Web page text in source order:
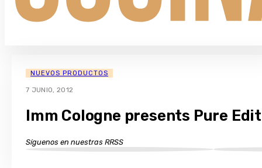
NUEVOS PRODUCTOS
7 JUNIO, 2012
Imm Cologne presents Pure
Síguenos en nuestras RRSS